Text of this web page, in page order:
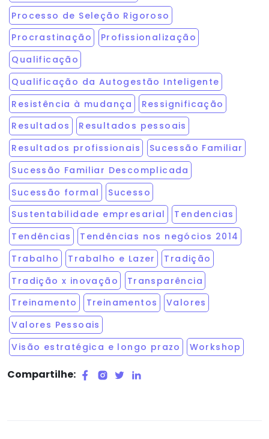
Processo de Seleção Rigoroso
Procrastinação
Profissionalização
Qualificação
Qualificação da Autogestão Inteligente
Resistência à mudança
Ressignificação
Resultados
Resultados pessoais
Resultados profissionais
Sucessão Familiar
Sucessão Familiar Descomplicada
Sucessão formal
Sucesso
Sustentabilidade empresarial
Tendencias
Tendências
Tendências nos negócios 2014
Trabalho
Trabalho e Lazer
Tradição
Tradição x inovação
Transparência
Treinamento
Treinamentos
Valores
Valores Pessoais
Visão estratégica e longo prazo
Workshop
Compartilhe: